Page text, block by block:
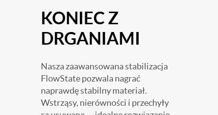
KONIEC Z
DRGANIAMI
Nasza zaawansowana stabilizacja
FlowState pozwala nagrać
naprawdę stabilny materiał.
Wstrząsy, nierówności i przechyły